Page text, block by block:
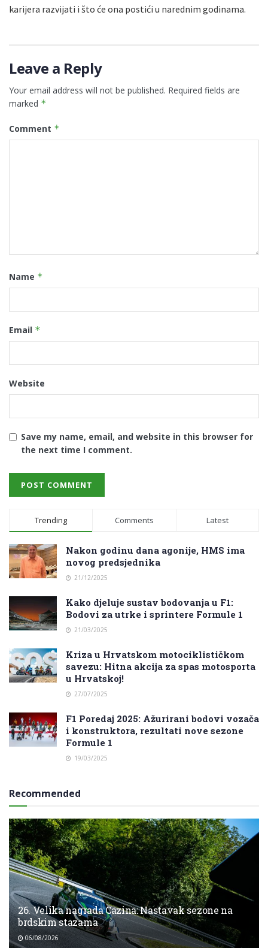
karijera razvijati i što će ona postići u narednim godinama.
Leave a Reply
Your email address will not be published. Required fields are
marked *
Comment *
Name *
Email *
Website
Save my name, email, and website in this browser for
the next time I comment.
Trending Comments Latest
Nakon godinu dana agonije, HMS ima
novog predsjednika
21/12/2025
Kako djeluje sustav bodovanja u F1:
Bodovi za utrke i sprintere Formule 1
21/03/2025
Kriza u Hrvatskom motociklističkom
savezu: Hitna akcija za spas motosporta
u Hrvatskoj!
27/07/2025
F1 Poredaj 2025: Ažurirani bodovi vozača
i konstruktora, rezultati nove sezone
Formule 1
19/03/2025
Recommended
26. Velika nagrada Cazina: Nastavak sezone na
brdskim stazama
06/08/2026